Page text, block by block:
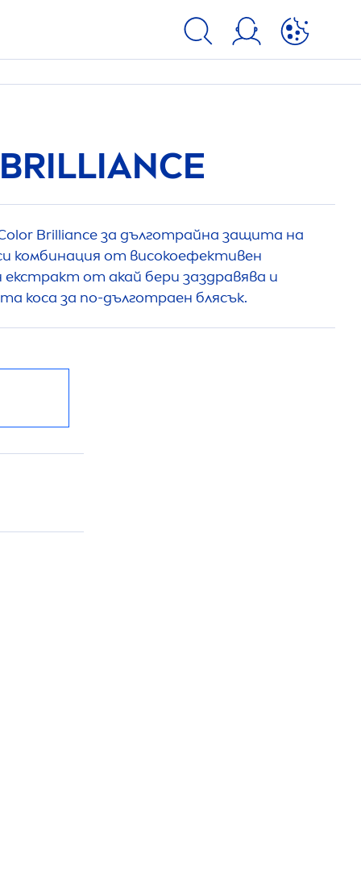
Brilliance за дълготрайна защита на
комбинация от високоефективен
от акай бери заздравява и
коса за по-дълготраен блясък.